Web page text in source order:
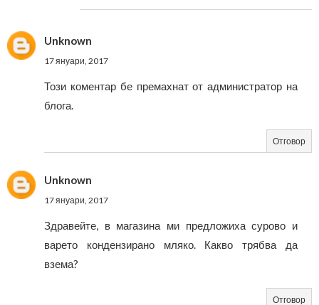
Unknown
17 януари, 2017
Този коментар бе премахнат от администратор на
блога.
Отговор
Unknown
17 януари, 2017
Здравейте, в магазина ми предложиха сурово и
варето кондензирано мляко. Какво трябва да
взема?
Отговор